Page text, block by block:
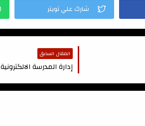
المقال السابق
إدارة المدرسة الالكترونية